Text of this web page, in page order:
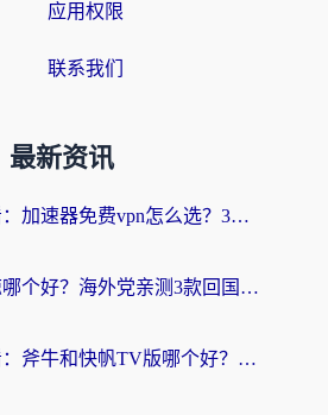
应用权限
联系我们
最新资讯
海外党必看：加速器免费vpn怎么选？3步教你无缝访问国内资源
穿梭和巨鲸哪个好？海外党亲测3款回国加速器，教你避开90%的坑
海外党必看：斧牛和快帆TV版哪个好？3分钟选对回国加速器，无缝刷B站、追热剧